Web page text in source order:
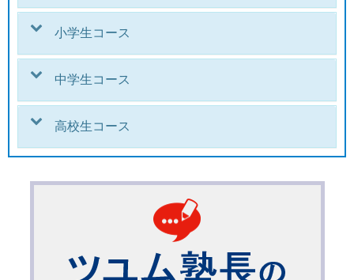
小学生コース
中学生コース
高校生コース